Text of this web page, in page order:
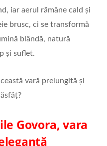
iar aerul rămâne cald și
brusc, ci se transformă
blândă, natură
și suflet.
vară prelungită și
Govora, vara